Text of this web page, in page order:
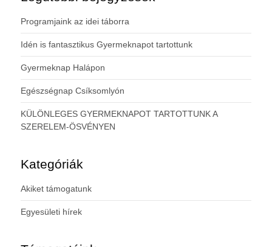
Programjaink az idei táborra
Idén is fantasztikus Gyermeknapot tartottunk
Gyermeknap Halápon
Egészségnap Csíksomlyón
KÜLÖNLEGES GYERMEKNAPOT TARTOTTUNK A
SZERELEM-ÖSVÉNYEN
Kategóriák
Akiket támogatunk
Egyesületi hírek